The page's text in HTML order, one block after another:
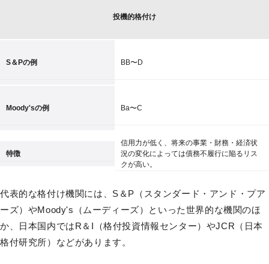
投機的格付け
S＆Pの例 BB〜D
Moody'sの例 Ba〜C
特徴
信用力が低く、将来の事業・財務・経済状
況の変化によっては債務不履行に陥るリス
クが高い。
代表的な格付け機関には、S＆P（スタンダード・アンド・プア
ーズ）やMoody's（ムーディーズ）といった世界的な機関のほ
か、日本国内ではR＆I（格付投資情報センター）やJCR（日本
格付研究所）などがあります。